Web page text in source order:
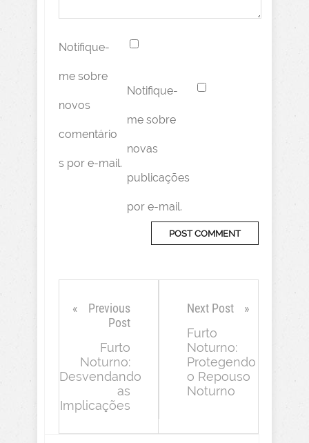
Notifique-
me sobre
novos
comentário
s por e-mail.
Notifique-
me sobre
novas
publicações
por e-mail.
Previous
Post
Furto
Noturno:
Desvendando
as
Implicações
Next Post
Furto
Noturno:
Protegendo
o Repouso
Noturno